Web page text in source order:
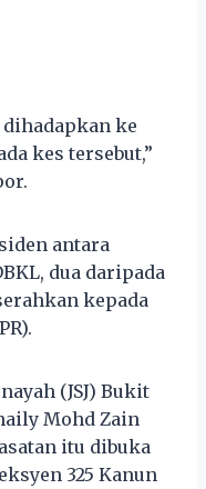
ke
kes tersebut,”
antara
dua daripada
kepada
(JSJ) Bukit
Mohd Zain
itu dibuka
325 Kanun